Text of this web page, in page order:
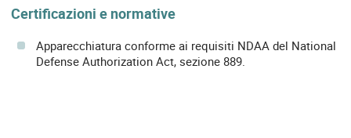
Certificazioni e normative
Apparecchiatura conforme ai requisiti NDAA del National
Defense Authorization Act, sezione 889.